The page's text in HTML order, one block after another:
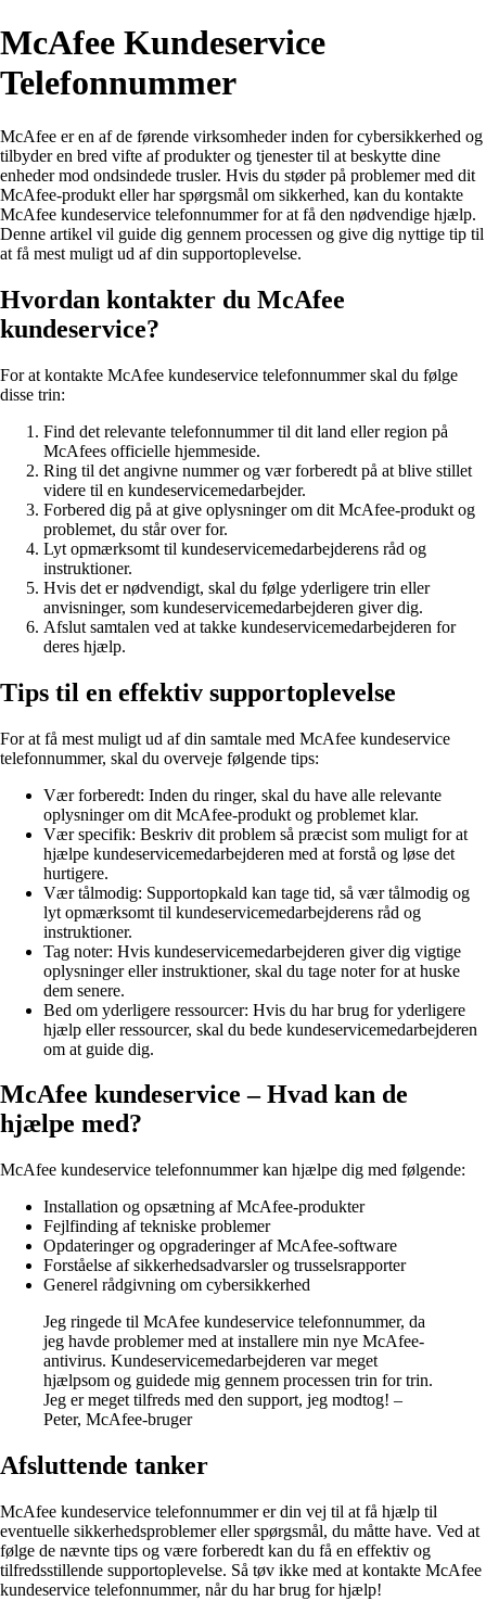
McAfee Kundeservice
Telefonnummer
McAfee er en af ​​de førende virksomheder inden for cybersikkerhed og
tilbyder en bred vifte af produkter og tjenester til at beskytte dine
enheder mod ondsindede trusler. Hvis du støder på problemer med dit
McAfee-produkt eller har spørgsmål om sikkerhed, kan du kontakte
McAfee kundeservice telefonnummer for at få den nødvendige hjælp.
Denne artikel vil guide dig gennem processen og give dig nyttige tip til
at få mest muligt ud af din supportoplevelse.
Hvordan kontakter du McAfee
kundeservice?
For at kontakte McAfee kundeservice telefonnummer skal du følge
disse trin:
Find det relevante telefonnummer til dit land eller region på
McAfees officielle hjemmeside.
Ring til det angivne nummer og vær forberedt på at blive stillet
videre til en kundeservicemedarbejder.
Forbered dig på at give oplysninger om dit McAfee-produkt og
problemet, du står over for.
Lyt opmærksomt til kundeservicemedarbejderens råd og
instruktioner.
Hvis det er nødvendigt, skal du følge yderligere trin eller
anvisninger, som kundeservicemedarbejderen giver dig.
Afslut samtalen ved at takke kundeservicemedarbejderen for
deres hjælp.
Tips til en effektiv supportoplevelse
For at få mest muligt ud af din samtale med McAfee kundeservice
telefonnummer, skal du overveje følgende tips:
Vær forberedt: Inden du ringer, skal du have alle relevante
oplysninger om dit McAfee-produkt og problemet klar.
Vær specifik: Beskriv dit problem så præcist som muligt for at
hjælpe kundeservicemedarbejderen med at forstå og løse det
hurtigere.
Vær tålmodig: Supportopkald kan tage tid, så vær tålmodig og
lyt opmærksomt til kundeservicemedarbejderens råd og
instruktioner.
Tag noter: Hvis kundeservicemedarbejderen giver dig vigtige
oplysninger eller instruktioner, skal du tage noter for at huske
dem senere.
Bed om yderligere ressourcer: Hvis du har brug for yderligere
hjælp eller ressourcer, skal du bede kundeservicemedarbejderen
om at guide dig.
McAfee kundeservice – Hvad kan de
hjælpe med?
McAfee kundeservice telefonnummer kan hjælpe dig med følgende:
Installation og opsætning af McAfee-produkter
Fejlfinding af tekniske problemer
Opdateringer og opgraderinger af McAfee-software
Forståelse af sikkerhedsadvarsler og trusselsrapporter
Generel rådgivning om cybersikkerhed
Jeg ringede til McAfee kundeservice telefonnummer, da
jeg havde problemer med at installere min nye McAfee-
antivirus. Kundeservicemedarbejderen var meget
hjælpsom og guidede mig gennem processen trin for trin.
Jeg er meget tilfreds med den support, jeg modtog! –
Peter, McAfee-bruger
Afsluttende tanker
McAfee kundeservice telefonnummer er din vej til at få hjælp til
eventuelle sikkerhedsproblemer eller spørgsmål, du måtte have. Ved at
følge de nævnte tips og være forberedt kan du få en effektiv og
tilfredsstillende supportoplevelse. Så tøv ikke med at kontakte McAfee
kundeservice telefonnummer, når du har brug for hjælp!